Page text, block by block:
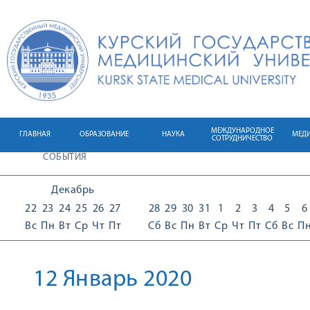
ГЛАВНАЯ ОБРАЗОВАНИЕ НАУКА
МЕЖДУНАРОДНОЕ
СОТРУДНИЧЕСТВО
СОБЫТИЯ
Декабрь
22
Вс
23
Пн
24
Вт
25
Ср
26
Чт
27
Пт
28
Сб
29
Вс
30
Пн
31
Вт
1
Ср
2
Чт
3
Пт
4
Сб
5
Вс
6
12 Январь 2020